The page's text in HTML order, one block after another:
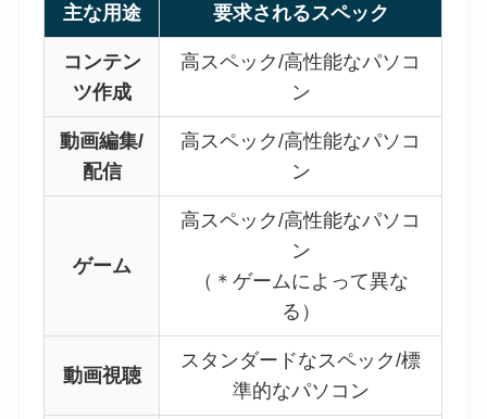
主な用途 要求されるスペック
コンテン
ツ作成
高スペック/高性能なパソコ
ン
動画編集/
配信
高スペック/高性能なパソコ
ン
ゲーム
高スペック/高性能なパソコ
ン
（＊ゲームによって異な
る）
動画視聴
スタンダードなスペック/標
準的なパソコン